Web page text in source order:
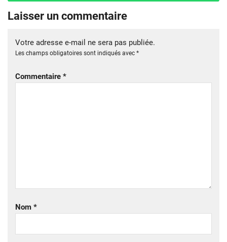
Laisser un commentaire
Votre adresse e-mail ne sera pas publiée.
Les champs obligatoires sont indiqués avec *
Commentaire *
Nom *